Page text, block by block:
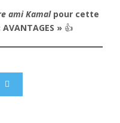
ami Kamalpour cette
» 👍